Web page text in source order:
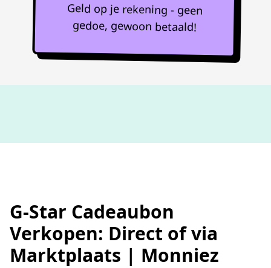
Geld op je rekening - geen
gedoe, gewoon betaald!
G-Star Cadeaubon
Verkopen: Direct of via
Marktplaats | Monniez